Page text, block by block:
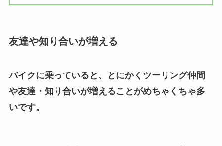
友達や知り合いが増える
バイクに乗っていると、とにかくツーリング仲間
や友達・知り合いが増えることがめちゃくちゃ多
いです。